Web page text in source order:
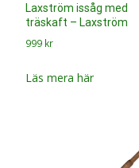
Laxström issåg med
träskaft – Laxström
999 kr
Läs mera här